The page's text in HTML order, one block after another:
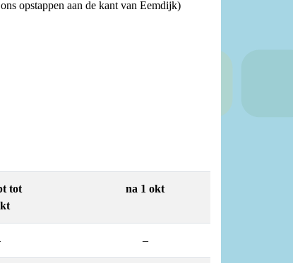
opstappen aan de kant van Eemdijk)
tot
na 1 okt
–